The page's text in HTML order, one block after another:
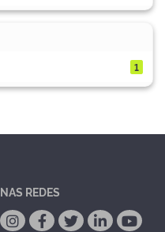
1
NAS REDES